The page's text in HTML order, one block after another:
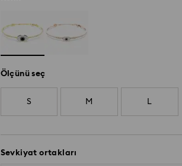
Ölçünü seç
S M L
Sevkiyat ortakları